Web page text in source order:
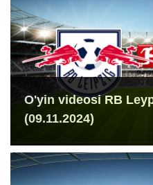
O'yin videosi RB
(09.11.2024)